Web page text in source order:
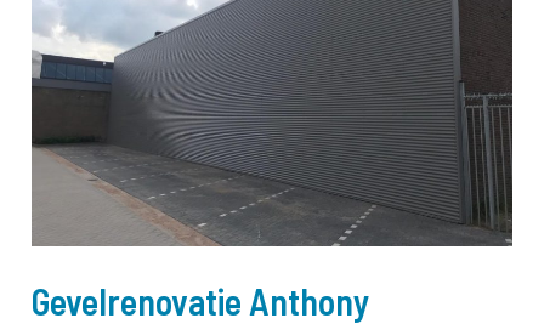
Gevelrenovatie Anthony